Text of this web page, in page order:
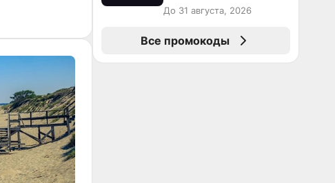
До 31 августа, 2026
Все промокоды